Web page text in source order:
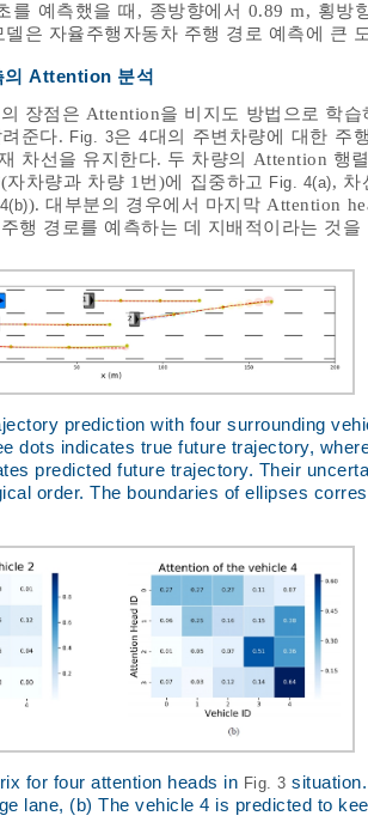
를 예측했을 때, 종방향에서 0.89 m, 횡
델은 자율주행자동차 주행 경로 예측에 큰
의 Attention 분석
장점은 Attention을 비지도 방법으로 학
준다. Fig. 3은 4대의 주변차량에 대한 주
차선을 유지한다. 두 차량의 Attention 행
자차량과 차량 1번)에 집중하고 Fig. 4(a), 차
). 대부분의 경우에서 마지막 Attention
행 경로를 예측하는 데 지배적이라는 것을
prediction with four surrounding
dots indicates true future trajectory,
predicted future trajectory. Their
order. The boundaries of ellipses
for four attention heads in Fig. 3
lane, (b) The vehicle 4 is predicted to